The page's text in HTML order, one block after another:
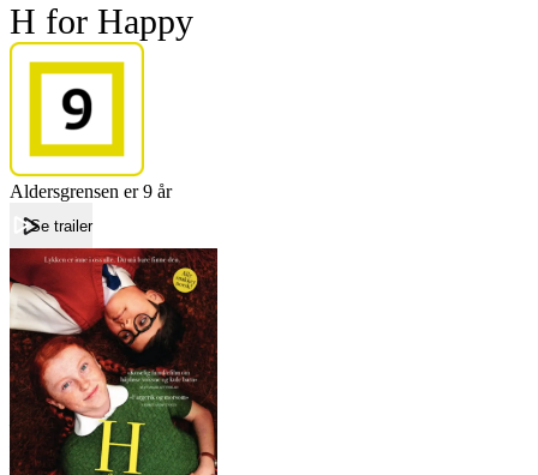
H for Happy
Aldersgrensen er 9 år
Se trailer
Forside H for Happy
H for Happy
Film
Forfatter:
Leverandør:
Norgesfilm AS
Lisens: